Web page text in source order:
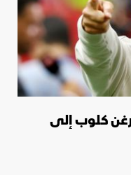
كلوب إلى